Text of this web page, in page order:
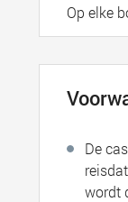
Op elke
De
wordt